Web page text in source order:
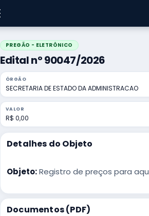
PREGÃO - ELETRÔNICO
Edital nº 90047/2026
ÓRGÃO
SECRETARIA DE ESTADO DA ADMINISTRACAO
VALOR
R$ 0,00
Detalhes do Objeto
Objeto:Registro de preços para
Documentos (PDF)